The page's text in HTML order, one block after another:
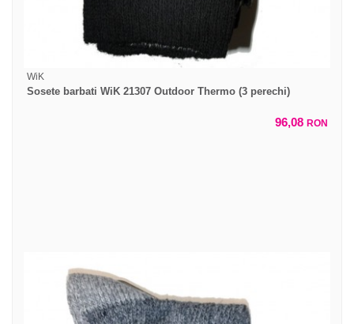
WiK
Sosete barbati WiK 21307 Outdoor Thermo (3 perechi)
96,08 RON